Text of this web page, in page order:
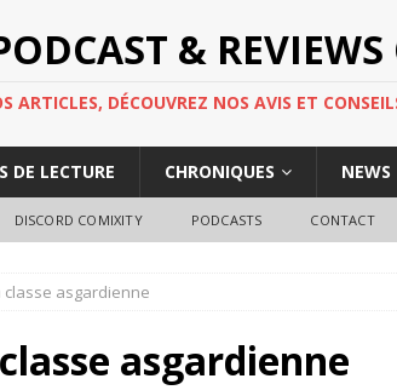
&
ARTICLES, DÉCOUVREZ NOS AVIS ET
DE LECTURE CHRONIQUES NEWS
DISCORD COMIXITY PODCASTS CONTACT
classe asgardienne
asgardienne